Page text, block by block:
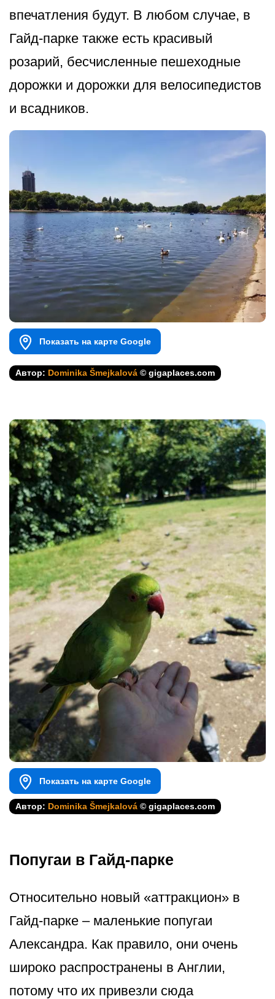
впечатления будут. В любом случае, в
Гайд-парке также есть красивый
розарий, бесчисленные пешеходные
дорожки и дорожки для велосипедистов
и всадников.
Показать на карте Google
Автор: Dominika Šmejkalová © gigaplaces.com
Показать на карте Google
Автор: Dominika Šmejkalová © gigaplaces.com
Попугаи в Гайд-парке
Относительно новый «аттракцион» в
Гайд-парке – маленькие попугаи
Александра. Как правило, они очень
широко распространены в Англии,
потому что их привезли сюда